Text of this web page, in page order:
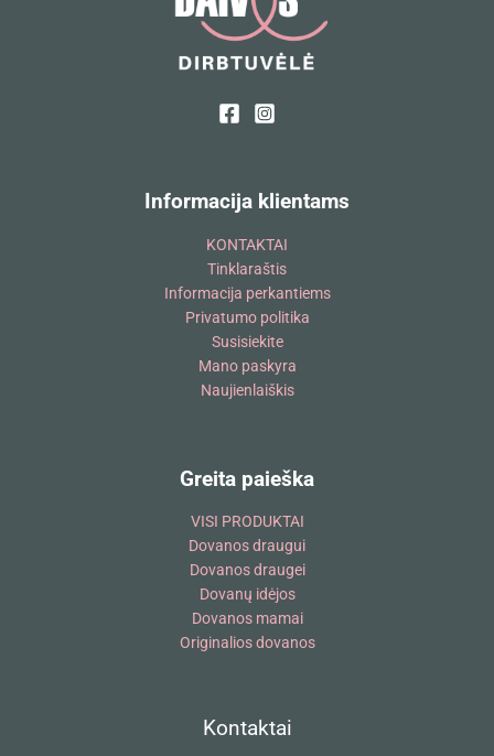
Informacija klientams
KONTAKTAI
Tinklaraštis
Informacija perkantiems
Privatumo politika
Susisiekite
Mano paskyra
Naujienlaiškis
Greita paieška
VISI PRODUKTAI
Dovanos draugui
Dovanos draugei
Dovanų idėjos
Dovanos mamai
Originalios dovanos
Kontaktai